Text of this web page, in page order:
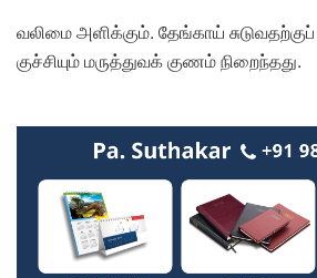
வலிமை அளிக்கும். தேங்காய்
குச்சியும் மருத்துவக் குணம் நிறைந்தது.